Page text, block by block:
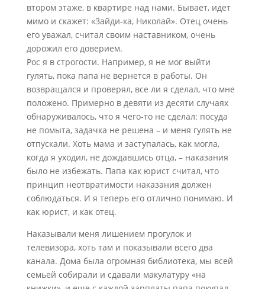
втором этаже, в квартире над нами. Бывает, идет
мимо и скажет: «Зайди-ка, Николай». Отец очень
его уважал, считал своим наставником, очень
дорожил его доверием.
Рос я в строгости. Например, я не мог выйти
гулять, пока папа не вернется в работы. Он
возвращался и проверял, все ли я сделал, что мне
положено. Примерно в девяти из десяти случаях
обнаруживалось, что я чего-то не сделал: посуда
не помыта, задачка не решена – и меня гулять не
отпускали. Хоть мама и заступалась, как могла,
когда я уходил, не дождавшись отца, – наказания
было не избежать. Папа как юрист считал, что
принцип неотвратимости наказания должен
соблюдаться. И я теперь его отлично понимаю. И
как юрист, и как отец.
Наказывали меня лишением прогулок и
телевизора, хоть там и показывали всего два
канала. Дома была огромная библиотека, мы всей
семьей собирали и сдавали макулатуру «на